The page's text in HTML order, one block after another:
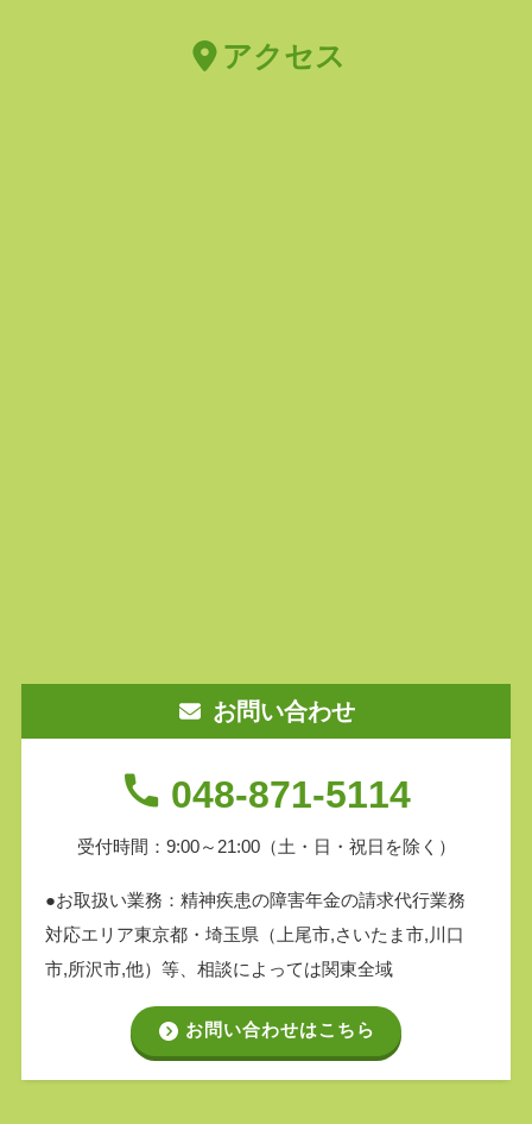
アクセス
お問い合わせ
048-871-5114
受付時間：9:00～21:00（土・日・祝日を除く）
●お取扱い業務：精神疾患の障害年金の請求代行業務
対応エリア東京都・埼玉県（上尾市,さいたま市,川口
市,所沢市,他）等、相談によっては関東全域
お問い合わせはこちら